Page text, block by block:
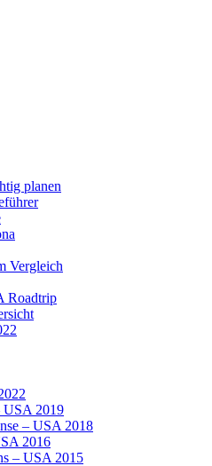
planen
Vergleich
Roadtrip
USA 2019
– USA 2018
2016
– USA 2015